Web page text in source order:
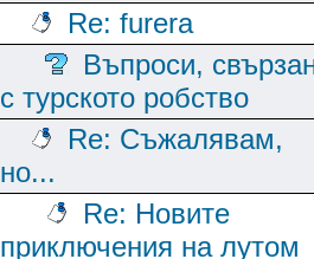
Re: furera
Въпроси,
с турското робство
Re: Съжалявам,
но...
Re: Новите
приключения на лутом